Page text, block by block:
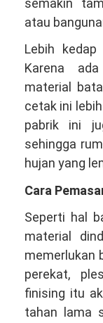
semakin
atau
Lebih
Karena
material
cetak ini
pabrik ini
sehingga
hujan yang
Cara
Seperti hal
material
memerlukan
perekat,
finising itu
tahan lama